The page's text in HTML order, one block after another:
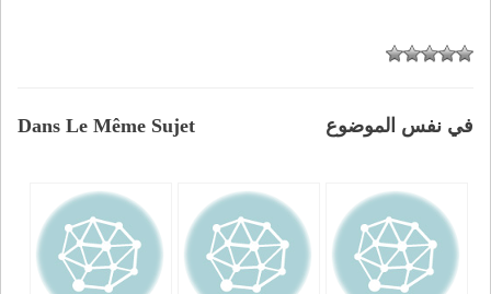
Dans Le Même Sujet في نفس الموضوع